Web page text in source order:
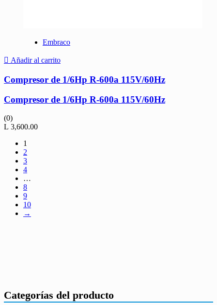
Embraco
Añadir al carrito
Compresor de 1/6Hp R-600a 115V/60Hz
Compresor de 1/6Hp R-600a 115V/60Hz
(0)
L 3,600.00
1
2
3
4
…
8
9
10
→
Categorías del producto